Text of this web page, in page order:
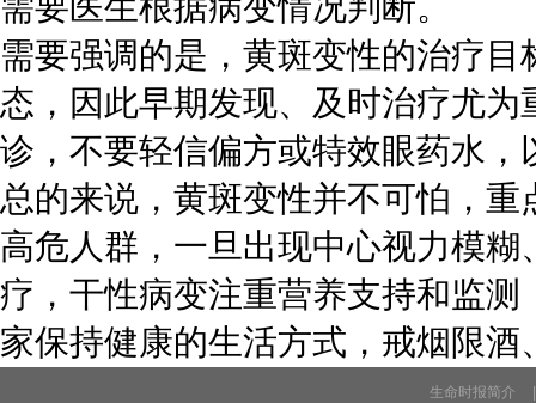
需要强调的是，黄斑变性的治疗
态，因此早期发现、及时治疗尤
诊，不要轻信偏方或特效眼药水，
总的来说，黄斑变性并不可怕，
高危人群，一旦出现中心视力模
疗，干性病变注重营养支持和监
家保持健康的生活方式，戒烟限
生命时报简介